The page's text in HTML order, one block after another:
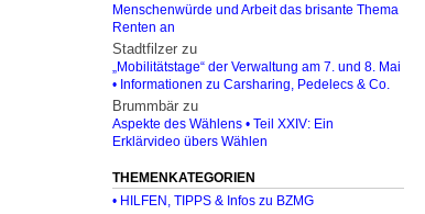
Menschenwürde und Arbeit das brisante Thema
Renten an
Stadtfilzer zu
„Mobilitätstage“ der Verwaltung am 7. und 8. Mai
• Informationen zu Carsharing, Pedelecs & Co.
Brummbär zu
Aspekte des Wählens • Teil XXIV: Ein
Erklärvideo übers Wählen
THEMENKATEGORIEN
• HILFEN, TIPPS & Infos zu BZMG